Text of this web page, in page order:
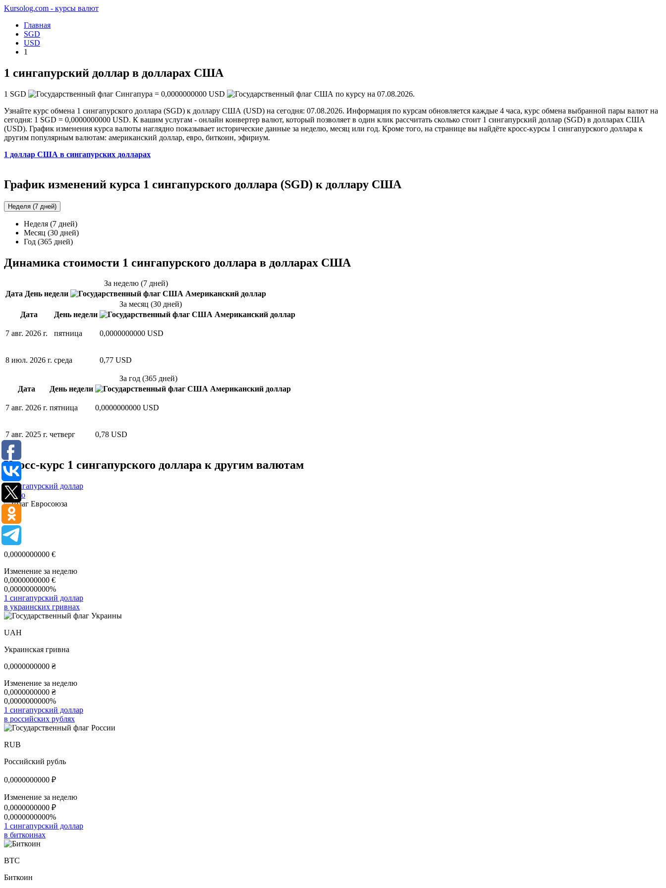
Kursolog.com - курсы валют
Главная
SGD
USD
1
1 сингапурский доллар в долларах США
1 SGD = 0,0000000000 USD по курсу на 07.08.2026.
Узнайте курс обмена 1 сингапурского доллара (SGD) к доллару США (USD) на сегодня: 07.08.2026. Информация по курсам обновляется каждые 4 часа, курс обмена выбранной пары валют на
сегодня: 1 SGD = 0,0000000000 USD. К вашим услугам - онлайн конвертер валют, который позволяет в один клик рассчитать сколько стоит 1 сингапурский доллар (SGD) в долларах США
(USD). График изменения курса валюты наглядно показывает исторические данные за неделю, месяц или год. Кроме того, на странице вы найдёте кросс-курсы 1 сингапурского доллара к
другим популярным валютам: американский доллар, евро, биткоин, эфириум.
1 доллар США в сингапурских долларах
График изменений курса 1 сингапурского доллара (SGD) к доллару США
Неделя (7 дней)
Неделя (7 дней)
Месяц (30 дней)
Год (365 дней)
Динамика стоимости 1 сингапурского доллара в долларах США
За неделю (7 дней)
Дата День недели
Американский доллар
За месяц (30 дней)
Дата
День недели Американский доллар
7 авг. 2026 г. пятница 0,0000000000 USD
8 июл. 2026 г. среда 0,77 USD
За год (365 дней)
Дата
День недели Американский доллар
7 авг. 2026 г. пятница 0,0000000000 USD
7 авг. 2025 г. четверг 0,78 USD
Кросс-курс 1 сингапурского доллара к другим валютам
1 сингапурский доллар
в евро
EUR
Евро
0,0000000000 €
Изменение за неделю
0,0000000000 €
0,0000000000%
1 сингапурский доллар
в украинских гривнах
UAH
Украинская гривна
0,0000000000 ₴
Изменение за неделю
0,0000000000 ₴
0,0000000000%
1 сингапурский доллар
в российских рублях
RUB
Российский рубль
0,0000000000 ₽
Изменение за неделю
0,0000000000 ₽
0,0000000000%
1 сингапурский доллар
в биткоинах
BTC
Биткоин